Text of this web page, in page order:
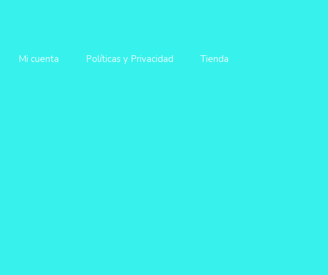
Mi cuenta Políticas y Privacidad Tienda